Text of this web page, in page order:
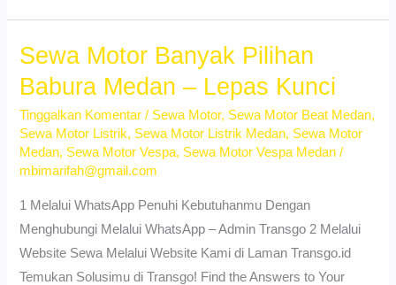
Beat
Pasar
Timur
Medan
–
Murah
Sewa Motor Banyak Pilihan
Babura Medan – Lepas Kunci
Tinggalkan Komentar / Sewa Motor, Sewa Motor Beat Medan,
Sewa Motor Listrik, Sewa Motor Listrik Medan, Sewa Motor
Medan, Sewa Motor Vespa, Sewa Motor Vespa Medan /
mbimarifah@gmail.com
1 Melalui WhatsApp Penuhi Kebutuhanmu Dengan
Menghubungi Melalui WhatsApp – Admin Transgo 2 Melalui
Website Sewa Melalui Website Kami di Laman Transgo.id
Temukan Solusimu di Transgo! Find the Answers to Your